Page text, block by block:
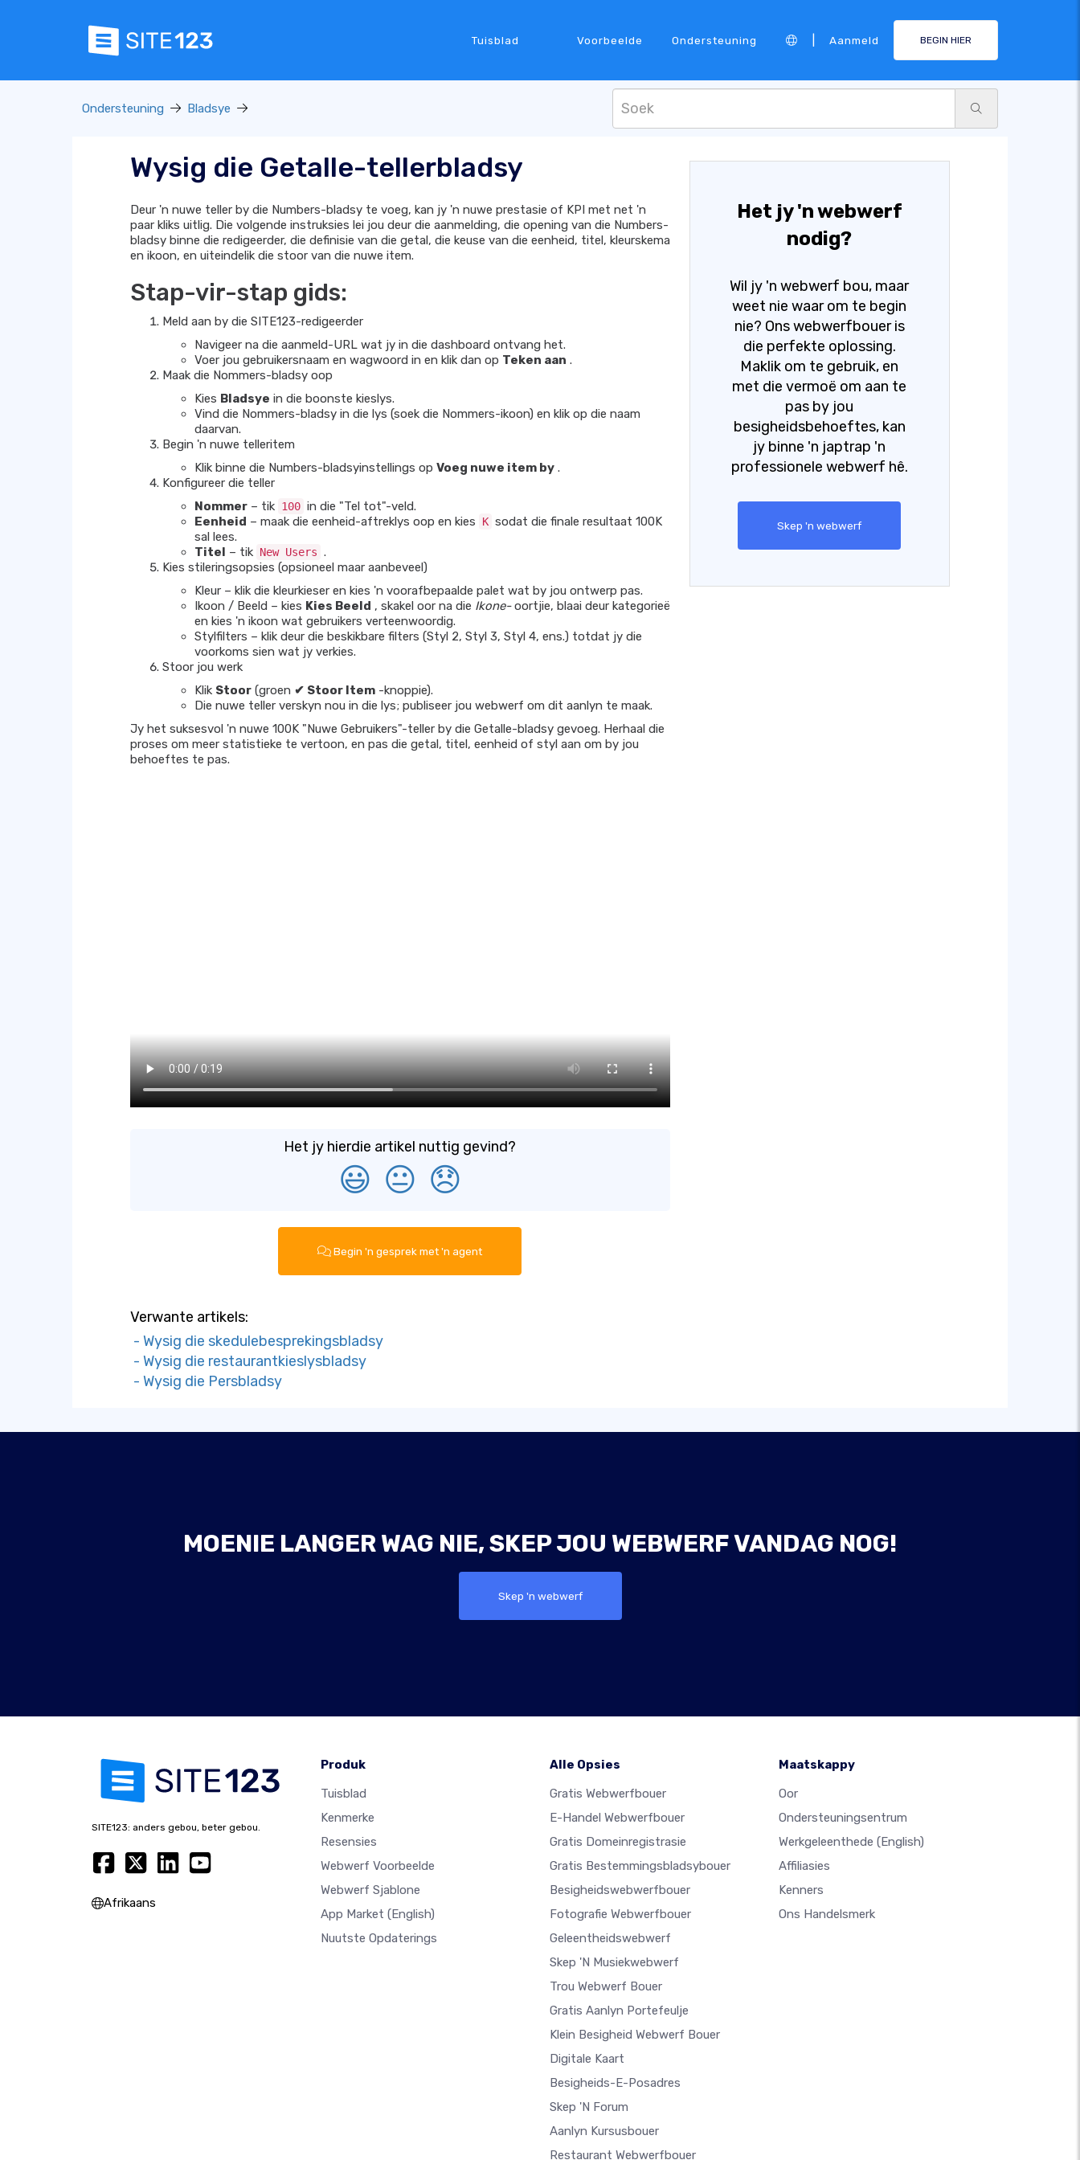
Tuisblad Voorbeelde Ondersteuning Aanmeld BEGIN HIER
Ondersteuning Bladsye
Wysig die Getalle-tellerbladsy
Deur 'n nuwe teller by die Numbers-bladsy te voeg, kan jy 'n nuwe prestasie of KPI met net 'n
paar kliks uitlig. Die volgende instruksies lei jou deur die aanmelding, die opening van die Numbers-
bladsy binne die redigeerder, die definisie van die getal, die keuse van die eenheid, titel, kleurskema
en ikoon, en uiteindelik die stoor van die nuwe item.
Stap-vir-stap gids:
Meld aan by die SITE123-redigeerder
Navigeer na die aanmeld-URL wat jy in die dashboard ontvang het.
Voer jou gebruikersnaam en wagwoord in en klik dan op Teken aan .
Maak die Nommers-bladsy oop
Kies Bladsye in die boonste kieslys.
Vind die Nommers-bladsy in die lys (soek die Nommers-ikoon) en klik op die naam
daarvan.
Begin 'n nuwe telleritem
Klik binne die Numbers-bladsyinstellings op Voeg nuwe item by .
Konfigureer die teller
Nommer – tik 100 in die "Tel tot"-veld.
Eenheid – maak die eenheid-aftreklys oop en kies K sodat die finale resultaat 100K
sal lees.
Titel – tik New Users .
Kies stileringsopsies (opsioneel maar aanbeveel)
Kleur – klik die kleurkieser en kies 'n voorafbepaalde palet wat by jou ontwerp pas.
Ikoon / Beeld – kies Kies Beeld , skakel oor na die Ikone-oortjie, blaai deur kategorieë
en kies 'n ikoon wat gebruikers verteenwoordig.
Stylfilters – klik deur die beskikbare filters (Styl 2, Styl 3, Styl 4, ens.) totdat jy die
voorkoms sien wat jy verkies.
Stoor jou werk
Klik Stoor (groen ✔ Stoor Item -knoppie).
Die nuwe teller verskyn nou in die lys; publiseer jou webwerf om dit aanlyn te maak.
Jy het suksesvol 'n nuwe 100K "Nuwe Gebruikers"-teller by die Getalle-bladsy gevoeg. Herhaal die
proses om meer statistieke te vertoon, en pas die getal, titel, eenheid of styl aan om by jou
behoeftes te pas.
Het jy hierdie artikel nuttig gevind?
😃 😐 😞
Begin 'n gesprek met 'n agent
Verwante artikels:
- Wysig die skedulebesprekingsbladsy
- Wysig die restaurantkieslysbladsy
- Wysig die Persbladsy
Het jy 'n webwerf
nodig?
Wil jy 'n webwerf bou, maar
weet nie waar om te begin
nie? Ons webwerfbouer is
die perfekte oplossing.
Maklik om te gebruik, en
met die vermoë om aan te
pas by jou
besigheidsbehoeftes, kan
jy binne 'n japtrap 'n
professionele webwerf hê.
Skep 'n webwerf
MOENIE LANGER WAG NIE, SKEP JOU WEBWERF VANDAG NOG!
Skep 'n webwerf
SITE123: anders gebou, beter gebou.
Afrikaans
Produk
Tuisblad
Kenmerke
Resensies
Webwerf Voorbeelde
Webwerf Sjablone
App Market (English)
Nuutste Opdaterings
Alle Opsies
Gratis Webwerfbouer
E-Handel Webwerfbouer
Gratis Domeinregistrasie
Gratis Bestemmingsbladsybouer
Besigheidswebwerfbouer
Fotografie Webwerfbouer
Geleentheidswebwerf
Skep 'n Musiekwebwerf
Trou Webwerf Bouer
Gratis Aanlyn Portefeulje
Klein Besigheid Webwerf Bouer
Digitale Kaart
Besigheids-E-Posadres
Skep 'n Forum
Aanlyn Kursusbouer
Restaurant Webwerfbouer
Maatskappy
Oor
Ondersteuningsentrum
Werkgeleenthede (English)
Affiliasies
Kenners
Ons Handelsmerk